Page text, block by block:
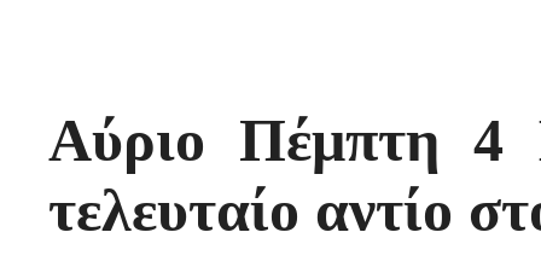
Αύριο Πέμπτη 4
τελευταίο αντίο